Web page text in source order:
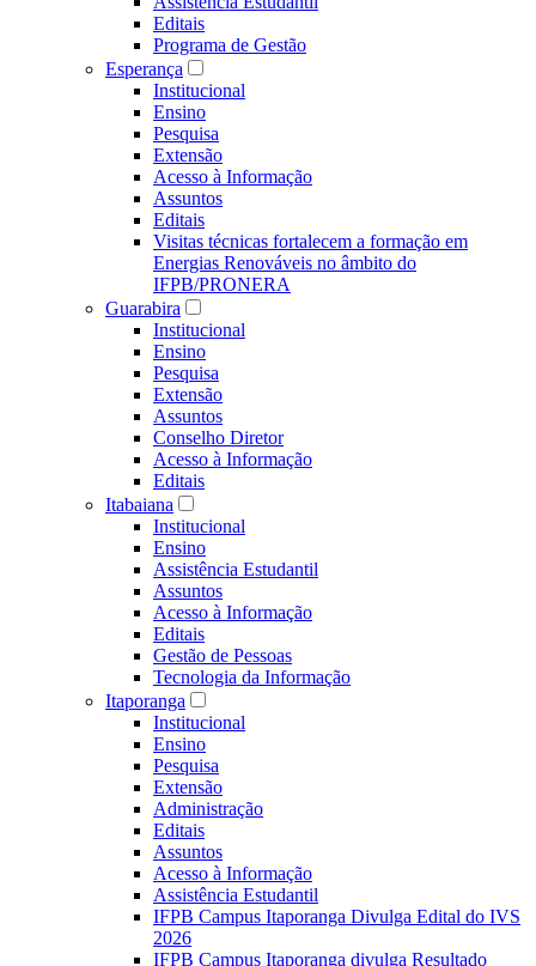
Editais
Programa de Gestão
Esperança
Institucional
Ensino
Pesquisa
Extensão
Acesso à Informação
Assuntos
Editais
Visitas técnicas fortalecem a formação em
Energias Renováveis no âmbito do
IFPB/PRONERA
Guarabira
Institucional
Ensino
Pesquisa
Extensão
Assuntos
Conselho Diretor
Acesso à Informação
Editais
Itabaiana
Institucional
Ensino
Assistência Estudantil
Assuntos
Acesso à Informação
Editais
Gestão de Pessoas
Tecnologia da Informação
Itaporanga
Institucional
Ensino
Pesquisa
Extensão
Administração
Editais
Assuntos
Acesso à Informação
Assistência Estudantil
IFPB Campus Itaporanga Divulga Edital do IVS
2026
IFPB Campus Itaporanga divulga Resultado